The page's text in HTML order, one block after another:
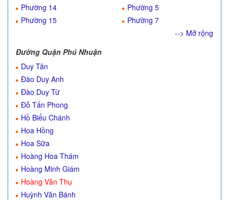
Phường 14
Phường 15
Phường 5
Phường 7
--> Mở rộng
Đường Quận Phú Nhuận
Duy Tân
Đào Duy Anh
Đào Duy Từ
Đỗ Tấn Phong
Hồ Biểu Chánh
Hoa Hồng
Hoa Sữa
Hoàng Hoa Thám
Hoàng Minh Giám
Hoàng Văn Thụ
Huỳnh Văn Bánh